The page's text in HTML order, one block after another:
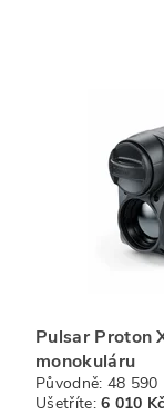
Pulsar Proton
monokuláru
Původně: 48 590
Ušetříte:6 010